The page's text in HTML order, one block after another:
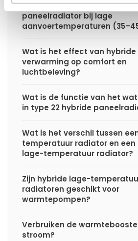
Hoe presteert een hybride
paneelradiator bij lage
aanvoertemperaturen
Wat is het effect van hybride
verwarming op comfort en
luchtbeleving?
Wat is de functie van het
in type 22 hybride
Wat is het verschil tussen
temperatuur radiator en een
lage-temperatuur radiator?
Zijn hybride lage-
radiatoren geschikt voor
warmtepompen?
Verbruiken de
stroom?